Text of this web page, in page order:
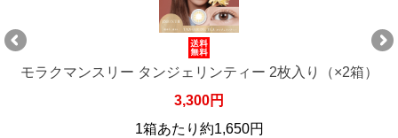
モラクマンスリー タンジェリンティー 2枚入り（×6箱）
9,900円
1箱あたり約1,650円